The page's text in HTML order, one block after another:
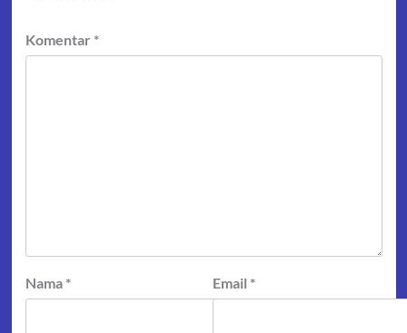
Komentar *
Nama * Email *